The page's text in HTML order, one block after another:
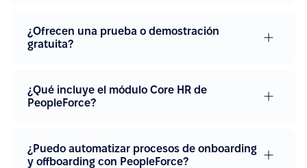
¿Ofrecen una prueba o demostración
gratuita?
¿Qué incluye el módulo Core HR de
PeopleForce?
¿Puedo automatizar procesos de onboarding
y offboarding con PeopleForce?